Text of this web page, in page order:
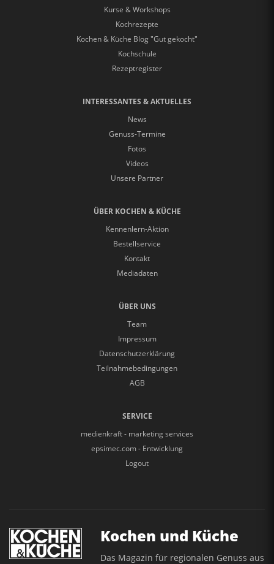
Kurse & Workshops
Kochrezepte
Kochen & Küche Blog "Gut gekocht"
Kochschule
Rezeptregister
INTERESSANTES & AKTUELLES
News
Genuss-Termine
Fotos
Videos
Unsere Partner
ÜBER KOCHEN & KÜCHE
Kennenlern-Aktion
Bestellservice
Kontakt
Mediadaten
ÜBER UNS
Team
Impressum
Datenschutzerklärung
Teilnahmebedingungen
AGB
SERVICE
medienkraft - marketing services
epsimec.com - Entwicklung
Logout
Kochen und Küche
Das Magazin für regionalen Genuss aus